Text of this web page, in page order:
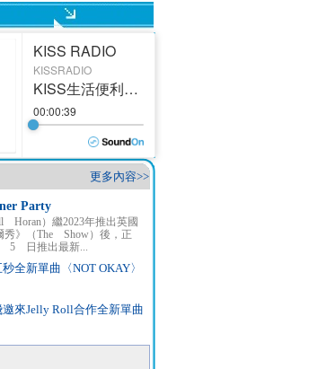
更多內容>>
Party
Horan）繼2023年推出英國
秀》（The Show）後，正
日推出最新...
全新單曲〈NOT OKAY〉
來Jelly Roll合作全新單曲